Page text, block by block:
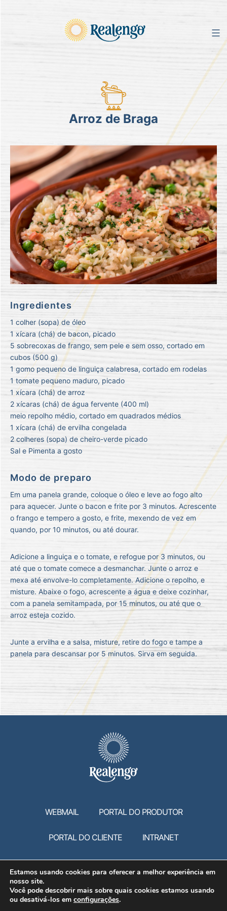
Arroz de Braga
Ingredientes
1 colher (sopa) de óleo
1 xícara (chá) de bacon, picado
5 sobrecoxas de frango, sem pele e sem osso, cortado em
cubos (500 g)
1 gomo pequeno de linguiça calabresa, cortado em rodelas
1 tomate pequeno maduro, picado
1 xícara (chá) de arroz
2 xícaras (chá) de água fervente (400 ml)
meio repolho médio, cortado em quadrados médios
1 xícara (chá) de ervilha congelada
2 colheres (sopa) de cheiro-verde picado
Sal e Pimenta a gosto
Modo de preparo
Em uma panela grande, coloque o óleo e leve ao fogo alto
para aquecer. Junte o bacon e frite por 3 minutos. Acrescente
o frango e tempero a gosto, e frite, mexendo de vez em
quando, por 10 minutos, ou até dourar.
Adicione a linguiça e o tomate, e refogue por 3 minutos, ou
até que o tomate comece a desmanchar. Junte o arroz e
mexa até envolve-lo completamente. Adicione o repolho, e
misture. Abaixe o fogo, acrescente a água e deixe cozinhar,
com a panela semitampada, por 15 minutos, ou até que o
arroz esteja cozido.
Junte a ervilha e a salsa, misture, retire do fogo e tampe a
panela para descansar por 5 minutos. Sirva em seguida.
WEBMAIL PORTAL DO PRODUTOR
PORTAL DO CLIENTE INTRANET
VAGAS PARA PCD - PESSOAS COM DEFICIÊNCIA.
Estamos usando cookies para oferecer a melhor experiência em
nosso site.
Você pode descobrir mais sobre quais cookies estamos usando
ou desativá-los em configurações.